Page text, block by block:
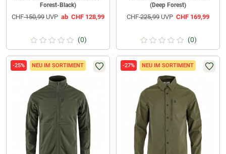
Forest-Black)
CHF150,99 UVP ab CHF 128,99
(0)
(Deep Forest)
CHF225,99 UVP CHF 169,99
(0)
-25% NEU IM SORTIMENT -27% NEU IM SORTIMENT